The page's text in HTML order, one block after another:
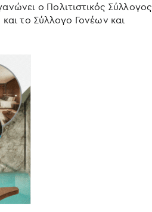
ο Πολιτιστικός Σύλλογος
το Σύλλογο Γονέων και